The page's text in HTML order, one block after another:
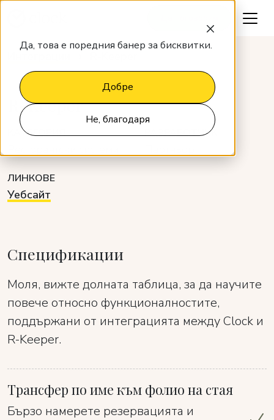
Да, това е поредния банер за бисквитки.
Добре
Не, благодаря
R-Keeper
КАТЕГОРИЯ РАЗРАБОТЧИК
ЛИНКОВЕ
Уебсайт
Спецификации
Моля, вижте долната таблица, за да научите
повече относно функционалностите,
поддържани от интеграцията между Clock и
R-Keeper.
Трансфер по име към фолио на стая
Бързо намерете резервацията и